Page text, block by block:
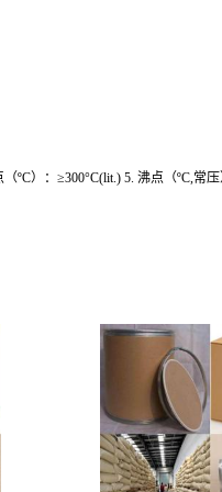
）：≥300°C(lit.) 5. 沸点（ºC,常